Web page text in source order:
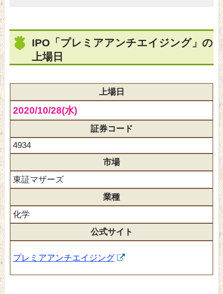
IPO「プレミアアンチエイジング」の
上場日
上場日
2020/10/28(水)
証券コード
4934
市場
東証マザーズ
業種
化学
公式サイト
プレミアアンチエイジング